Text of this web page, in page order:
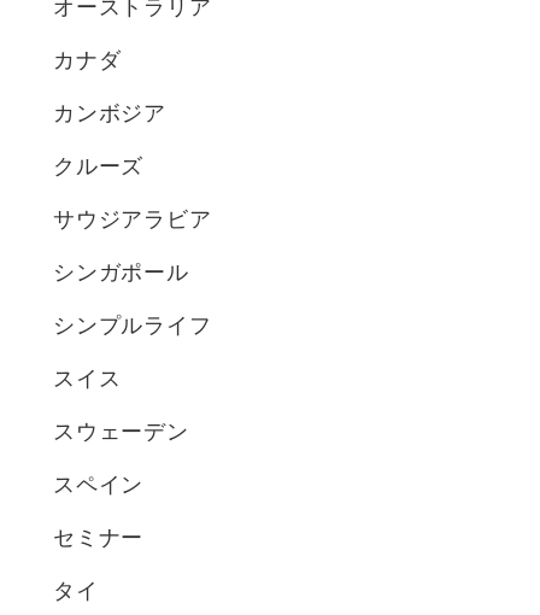
オーストラリア
カナダ
カンボジア
クルーズ
サウジアラビア
シンガポール
シンプルライフ
スイス
スウェーデン
スペイン
セミナー
タイ